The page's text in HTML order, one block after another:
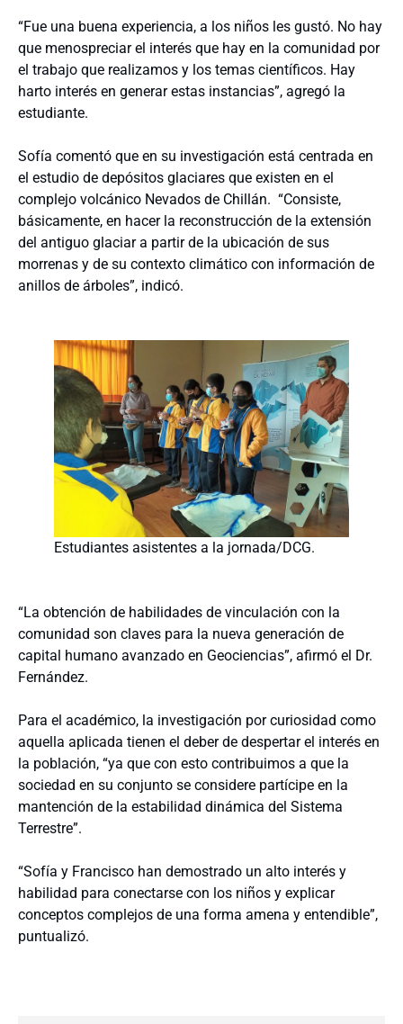
“Fue una buena experiencia, a los niños les gustó. No hay
que menospreciar el interés que hay en la comunidad por
el trabajo que realizamos y los temas científicos. Hay
harto interés en generar estas instancias”, agregó la
estudiante.
Sofía comentó que en su investigación está centrada en
el estudio de depósitos glaciares que existen en el
complejo volcánico Nevados de Chillán. “Consiste,
básicamente, en hacer la reconstrucción de la extensión
del antiguo glaciar a partir de la ubicación de sus
morrenas y de su contexto climático con información de
anillos de árboles”, indicó.
Estudiantes asistentes a la jornada/DCG.
“La obtención de habilidades de vinculación con la
comunidad son claves para la nueva generación de
capital humano avanzado en Geociencias”, afirmó el Dr.
Fernández.
Para el académico, la investigación por curiosidad como
aquella aplicada tienen el deber de despertar el interés en
la población, “ya que con esto contribuimos a que la
sociedad en su conjunto se considere partícipe en la
mantención de la estabilidad dinámica del Sistema
Terrestre”.
“Sofía y Francisco han demostrado un alto interés y
habilidad para conectarse con los niños y explicar
conceptos complejos de una forma amena y entendible”,
puntualizó.